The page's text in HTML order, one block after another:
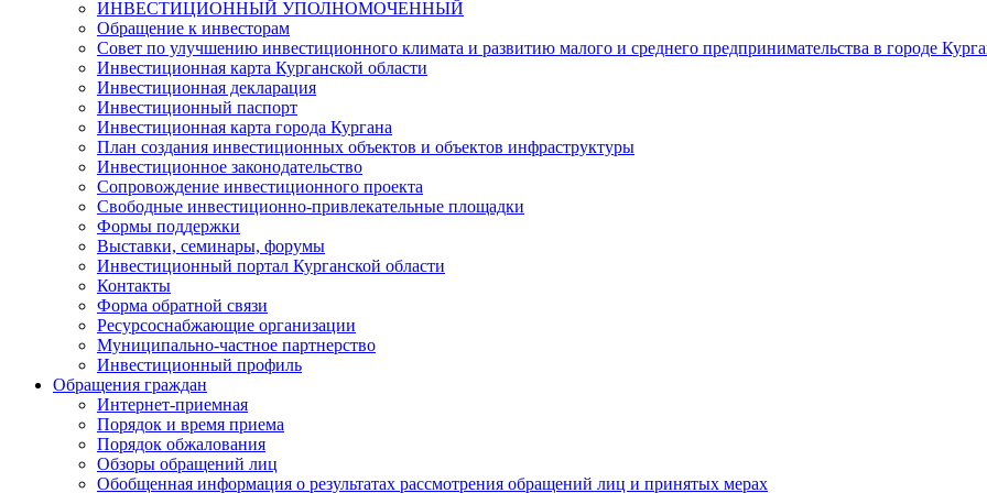
ИНВЕСТИЦИОННЫЙ УПОЛНОМОЧЕННЫЙ
Обращение к инвесторам
Совет по улучшению инвестиционного климата и развитию малого и среднего предпринимательства в городе
Инвестиционная карта Курганской области
Инвестиционная декларация
Инвестиционный паспорт
Инвестиционная карта города Кургана
План создания инвестиционных объектов и объектов инфраструктуры
Инвестиционное законодательство
Сопровождение инвестиционного проекта
Свободные инвестиционно-привлекательные площадки
Формы поддержки
Выставки, семинары, форумы
Инвестиционный портал Курганской области
Контакты
Форма обратной связи
Ресурсоснабжающие организации
Муниципально-частное партнерство
Инвестиционный профиль
Обращения граждан
Интернет-приемная
Порядок и время приема
Порядок обжалования
Обзоры обращений лиц
Обобщенная информация о результатах рассмотрения обращений лиц и принятых мерах